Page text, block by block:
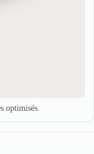
optimisés.